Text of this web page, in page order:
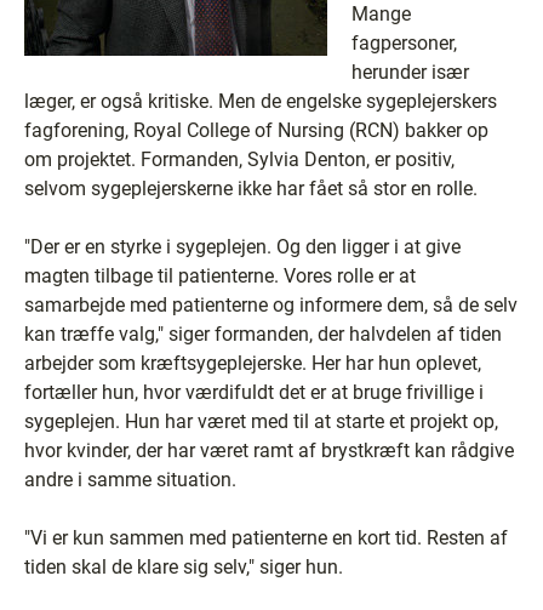
Mange
fagpersoner,
herunder især
læger, er også kritiske. Men de engelske sygeplejerskers
fagforening, Royal College of Nursing (RCN) bakker op
om projektet. Formanden, Sylvia Denton, er positiv,
selvom sygeplejerskerne ikke har fået så stor en rolle.
"Der er en styrke i sygeplejen. Og den ligger i at give
magten tilbage til patienterne. Vores rolle er at
samarbejde med patienterne og informere dem, så de selv
kan træffe valg," siger formanden, der halvdelen af tiden
arbejder som kræftsygeplejerske. Her har hun oplevet,
fortæller hun, hvor værdifuldt det er at bruge frivillige i
sygeplejen. Hun har været med til at starte et projekt op,
hvor kvinder, der har været ramt af brystkræft kan rådgive
andre i samme situation.
"Vi er kun sammen med patienterne en kort tid. Resten af
tiden skal de klare sig selv," siger hun.